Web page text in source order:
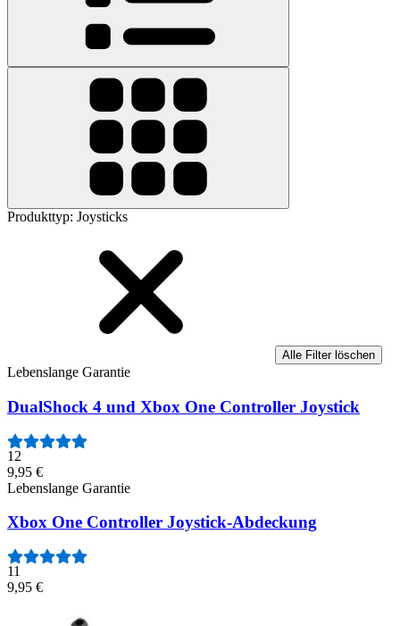
Produkttyp: Joysticks
Alle Filter löschen
Lebenslange Garantie
DualShock 4 und Xbox One Controller Joystick
12
9,95 €
Lebenslange Garantie
Xbox One Controller Joystick-Abdeckung
11
9,95 €